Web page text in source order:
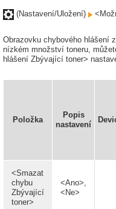
(Nastavení/Uložení)
Obrazovku chybového hlášení
nízkém množství toneru,
hlášení Zbývající toner>
Položka
Popis
nastavení
<Smazat
chybu
Zbývající
toner>
<Ano>,
<Ne>